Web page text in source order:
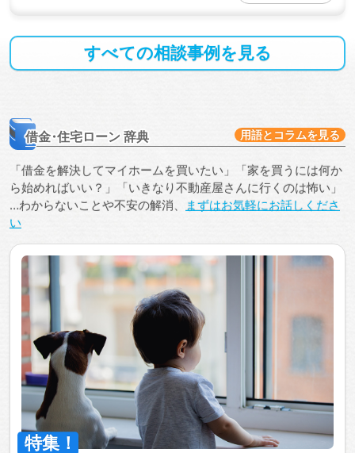
すべての相談事例 を 見る
借金・ 住宅ローン 辞典 用語とコラムを見る
「借金を解決してマイホームを買いたい」「家を買うには何か
ら始めればいい？」「いきなり不動産屋さんに行くのは怖い」
…わからないことや不安の解消、
まずはお気軽にお話しくださ
い